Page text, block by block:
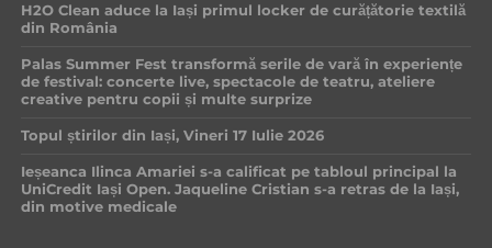
H2O Clean aduce la Iași primul locker de curățătorie textilă
din România
Palas Summer Fest transformă serile de vară în experiențe
de festival: concerte live, spectacole de teatru, ateliere
creative pentru copii și multe surprize
Topul știrilor din Iași, Vineri 17 Iulie 2026
Ieșeanca Ilinca Amariei s-a calificat pe tabloul principal la
UniCredit Iași Open. Jaqueline Cristian s-a retras de la Iași,
din motive medicale